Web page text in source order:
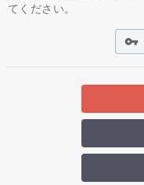
てください。
vpn_key